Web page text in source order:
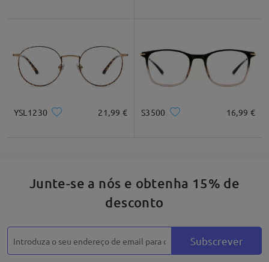
YSL1230 21,99 € S3500 16,99 €
Junte-se a nós e obtenha 15% de
desconto
Subscrever